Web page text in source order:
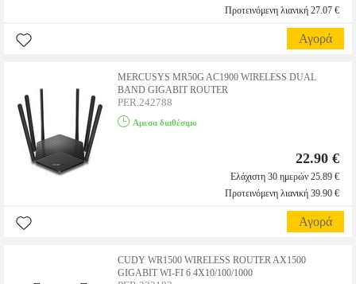
Προτεινόμενη λιανική 27.07 €
Αγορά
MERCUSYS MR50G AC1900 WIRELESS DUAL
BAND GIGABIT ROUTER
PER.242788
Αμεσα διαθέσιμο
22.90 €
Ελάχιστη 30 ημερών 25.89 €
Προτεινόμενη λιανική 39.90 €
Αγορά
CUDY WR1500 WIRELESS ROUTER AX1500
GIGABIT WI-FI 6 4X10/100/1000